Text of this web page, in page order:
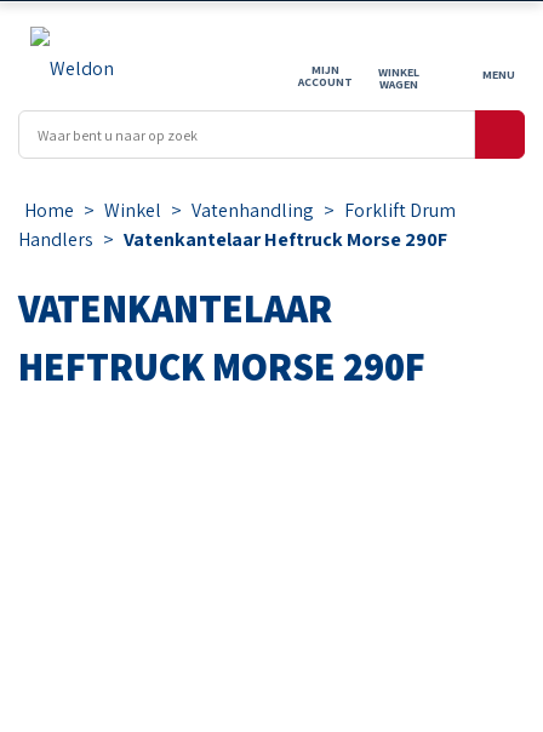
MIJN
ACCOUNT
WINKEL
WAGEN
Home > Winkel > Vatenhandling > Forklift Drum
Handlers > Vatenkantelaar Heftruck Morse 290F
VATENKANTELAAR
HEFTRUCK MORSE 290F